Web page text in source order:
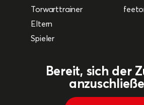
Torwarttrainer
Eltern
Spieler
Bereit, sich der